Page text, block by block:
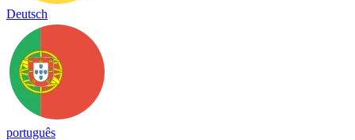
Deutsch
português